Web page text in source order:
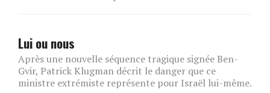
Lui ou nous
Après une nouvelle séquence tragique signée Ben-
Gvir, Patrick Klugman décrit le danger que ce
ministre extrémiste représente pour Israël lui-même.